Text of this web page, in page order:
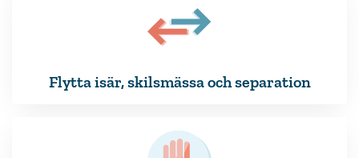
Flytta isär, skilsmässa och separation